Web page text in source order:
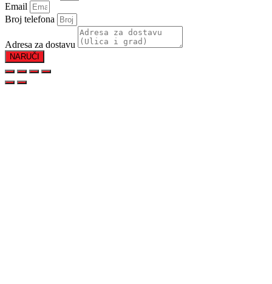
Email
Broj telefona
Adresa za dostavu
NARUČI